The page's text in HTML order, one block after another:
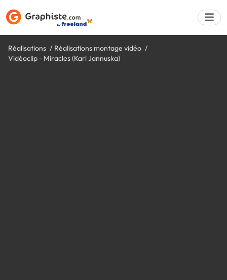
Réalisations
Réalisations montage vidéo
Vidéoclip - Miracles (Karl Jannuska)